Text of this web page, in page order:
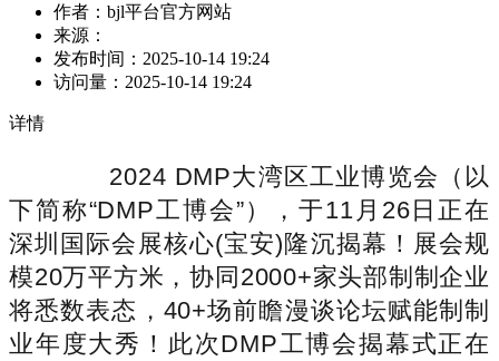
作者：bjl平台官方网站
来源：
发布时间： 2025-10-14 19:24
访问量： 2025-10-14 19:24
详情
2024 DMP大湾区工业博览会（以
下简称“DMP工博会”），于11月26日正在
深圳国际会展核心(宝安)隆沉揭幕！展会规
模20万平方米，协同2000+家头部制制企业
将悉数表态，40+场前瞻漫谈论坛赋能制制
业年度大秀！此次DMP工博会揭幕式正在